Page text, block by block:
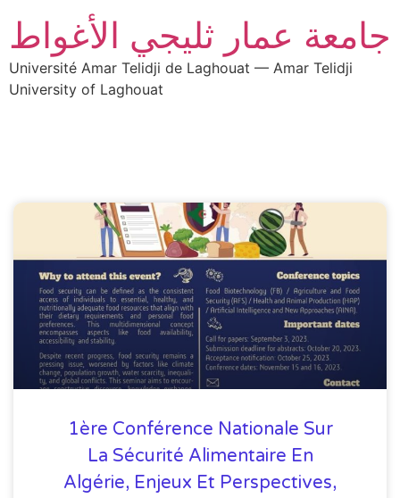
جامعة عمار ثليجي الأغواط
Université Amar Telidji de Laghouat — Amar Telidji
University of Laghouat
1ère Conférence Nationale Sur
La Sécurité Alimentaire En
Algérie, Enjeux Et Perspectives,